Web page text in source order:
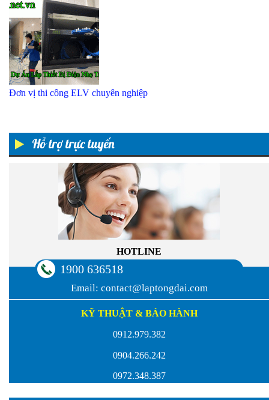
Hỗ trợ trực tuyến
HOTLINE
1900 636518
Email: contact@laptongdai.com
KỸ THUẬT & BẢO HÀNH
0912.979.382
0904.266.242
0972.348.387
Đơn vị thi công ELV chuyên nghiệp